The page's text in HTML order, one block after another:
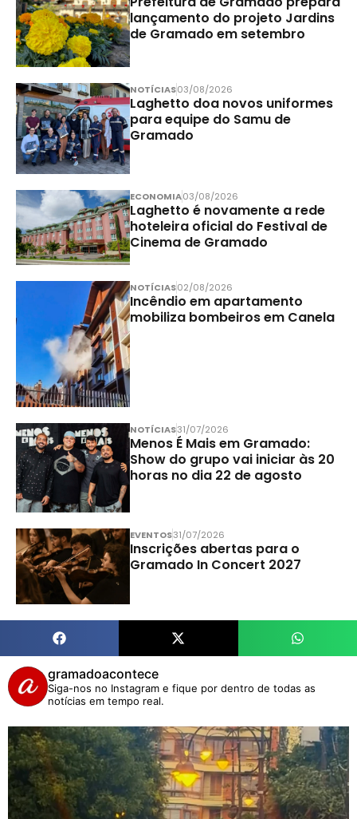
lançamento do projeto Jardins
de Gramado em setembro
NOTÍCIAS03/08/2026
Laghetto doa novos uniformes
para equipe do Samu de
Gramado
ECONOMIA03/08/2026
Laghetto é novamente a rede
hoteleira oficial do Festival de
Cinema de Gramado
NOTÍCIAS02/08/2026
Incêndio em apartamento
mobiliza bombeiros em Canela
NOTÍCIAS31/07/2026
Menos É Mais em Gramado:
Show do grupo vai iniciar às 20
horas no dia 22 de agosto
EVENTOS31/07/2026
Inscrições abertas para o
Gramado In Concert 2027
gramadoacontece
Siga-nos no Instagram e fique por dentro de todas as
notícias em tempo real.